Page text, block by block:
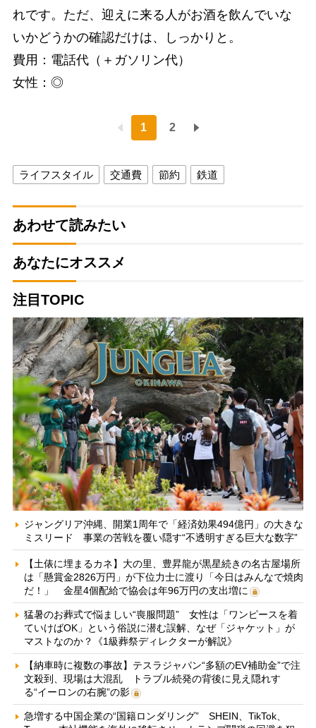
れです。ただ、迎えに来る人がお酒を飲んでいな
いかどうかの確認だけは、しっかりと。
費用：電話代（＋ガソリン代）
女性：◎
1 2
ライフスタイル 交通費 節約 鉄道
あわせて読みたい
あなたにオススメ
注目TOPIC
ジャングリア沖縄、開業1周年で「経済効果494億円」の大きな
ミスリード 事業の苦戦を覆い隠す“不透明すぎる巨大な数字”
【土俵に埋まるカネ】大の里、豊昇龍が黒星続きの名古屋場所
は「懸賞金2826万円」が下位力士に渡り「今日はみんなで焼肉
だ！」 金星4個配給で協会は年96万円の支出増に
猛暑のお葬式で悩ましい“喪服問題” 女性は「ワンピースを着
ていけばOK」という俗説に潜む誤解、なぜ「ジャケット」が
マストなのか？《1級葬祭ディレクターが解説》
【納車時に複数の事故】テスラジャパン“多額のEV補助金”で注
文殺到、現場は大混乱 トラブル続発の背後に見え隠れす
る“イーロンの右腕”の影
急増する中国企業の“国籍ロンダリング” SHEIN、TikTok、